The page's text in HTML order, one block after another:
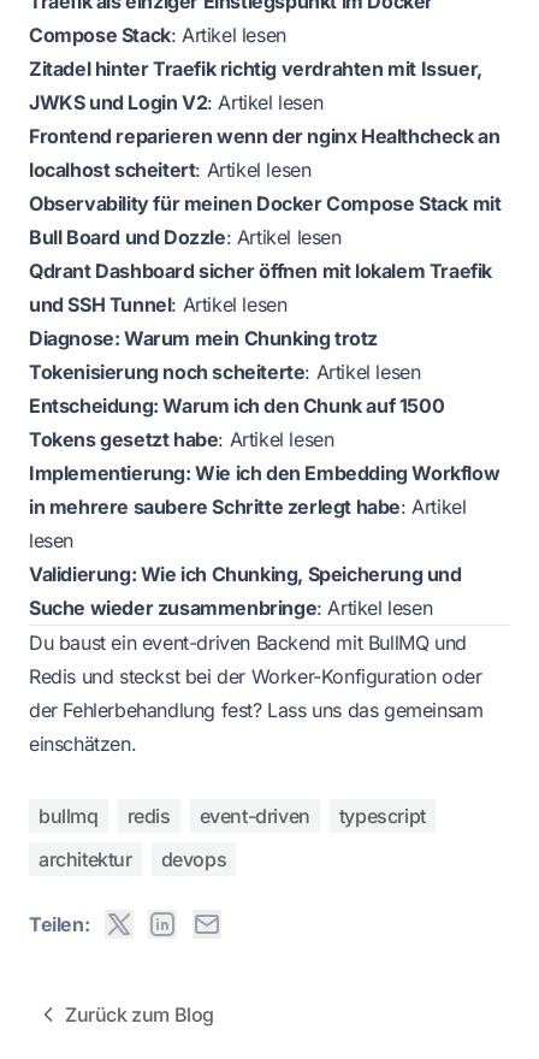
Compose Stack: Artikel lesen
Zitadel hinter Traefik richtig verdrahten mit Issuer,
JWKS und Login V2: Artikel lesen
Frontend reparieren wenn der nginx Healthcheck an
localhost scheitert: Artikel lesen
Observability für meinen Docker Compose Stack mit
Bull Board und Dozzle: Artikel lesen
Qdrant Dashboard sicher öffnen mit lokalem Traefik
und SSH Tunnel: Artikel lesen
Diagnose: Warum mein Chunking trotz
Tokenisierung noch scheiterte: Artikel lesen
Entscheidung: Warum ich den Chunk auf 1500
Tokens gesetzt habe: Artikel lesen
Implementierung: Wie ich den Embedding Workflow
in mehrere saubere Schritte zerlegt habe: Artikel
lesen
Validierung: Wie ich Chunking, Speicherung und
Suche wieder zusammenbringe: Artikel lesen
Du baust ein event-driven Backend mit BullMQ und
Redis und steckst bei der Worker-Konfiguration oder
der Fehlerbehandlung fest? Lass uns das gemeinsam
einschätzen.
bullmq redis event-driven
typescript
architektur
devops
Teilen:
Zurück zum Blog